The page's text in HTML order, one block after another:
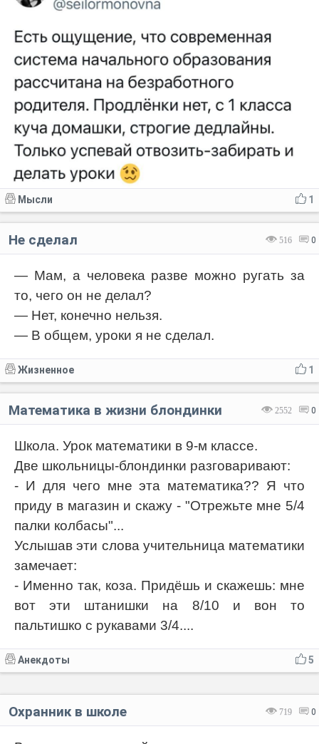
1
Мысли
516 0
Не сделал
— Мам, а человека разве можно ругать за
то, чего он не делал?
— Нет, конечно нельзя.
— В общем, уроки я не сделал.
1
Жизненное
2552 0
Математика в жизни блондинки
Школа. Урок математики в 9-м классе.
Две школьницы-блондинки разговаривают:
- И для чего мне эта математика?? Я что
приду в магазин и скажу - "Отрежьте мне 5/4
палки колбасы"...
Услышав эти слова учительница математики
замечает:
- Именно так, коза. Придёшь и скажешь: мне
вот эти штанишки на 8/10 и вон то
пальтишко с рукавами 3/4....
5
Анекдоты
719 0
Охранник в школе